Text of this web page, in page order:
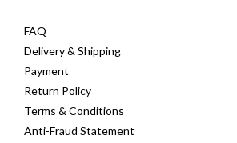
FAQ
Delivery & Shipping
Payment
Return Policy
Terms & Conditions
Anti-Fraud Statement